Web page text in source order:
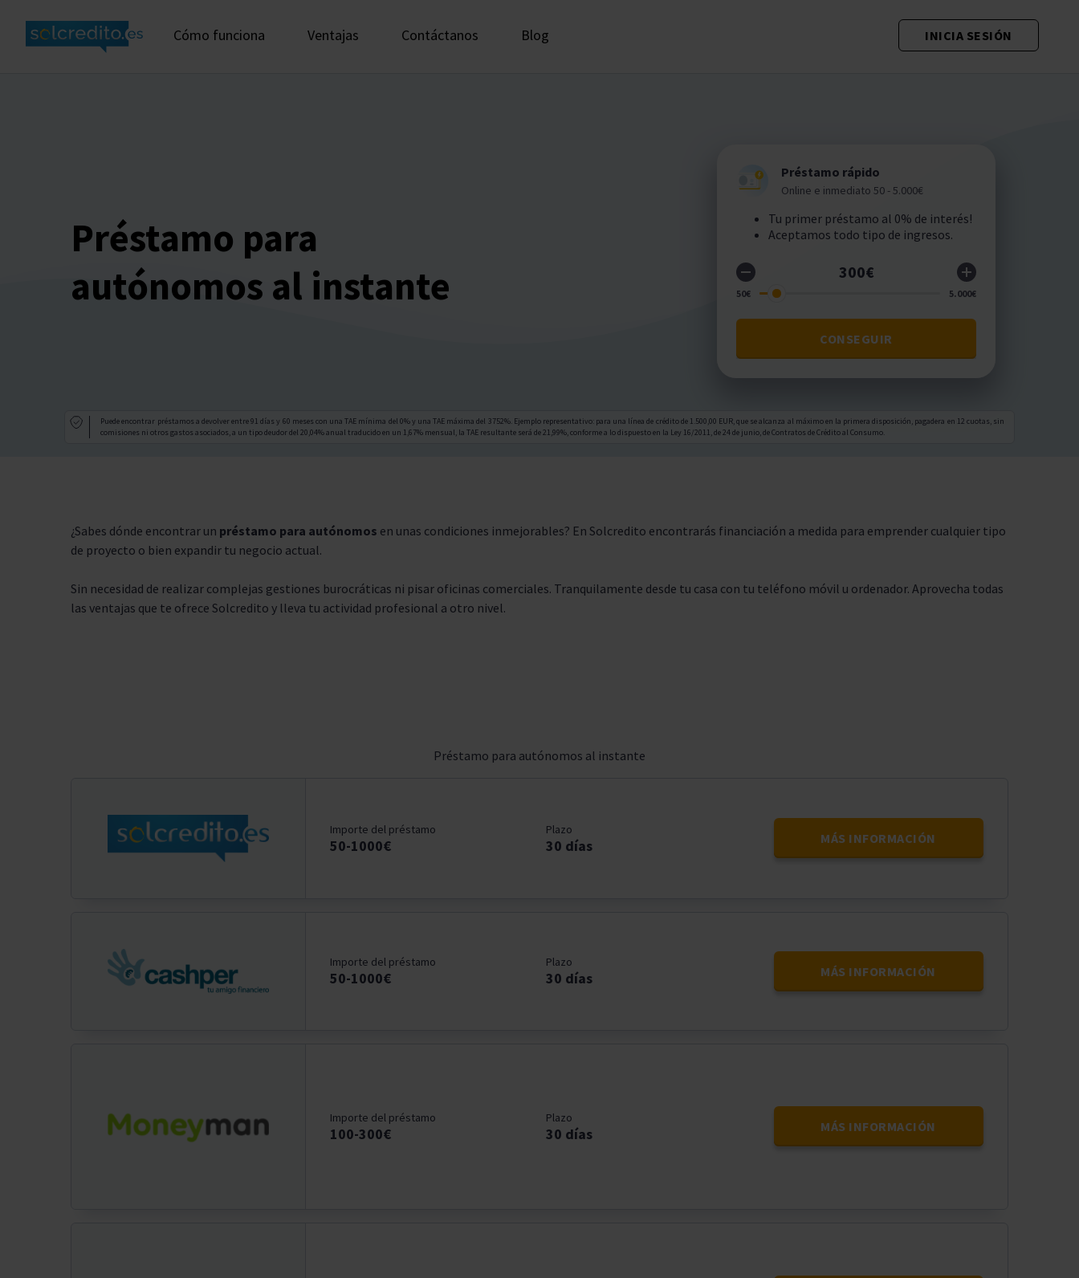
Cómo funciona Ventajas Contáctanos Blog INICIA SESIÓN
Préstamo para
autónomos al instante
Préstamo rápido
Online e inmediato 50 - 5.000€
Tu primer préstamo al 0% de interés!
Aceptamos todo tipo de ingresos.
CONSEGUIR
Puede encontrar préstamos a devolver entre 91 días y 60 meses con una TAE mínima del 0% y una TAE máxima del 3752%. Ejemplo representativo: para una línea de crédito de 1.500,00 EUR, que se alcanza al máximo en la primera disposición, pagadera en 12 cuotas, sin
comisiones ni otros gastos asociados, a un tipo deudor del 20,04% anual traducido en un 1,67% mensual, la TAE resultante será de 21,99%, conforme a lo dispuesto en la Ley 16/2011, de 24 de junio, de Contratos de Crédito al Consumo.
¿Sabes dónde encontrar un préstamo para autónomos en unas condiciones inmejorables? En Solcredito encontrarás financiación a medida para emprender cualquier tipo
de proyecto o bien expandir tu negocio actual.
Sin necesidad de realizar complejas gestiones burocráticas ni pisar oficinas comerciales. Tranquilamente desde tu casa con tu teléfono móvil u ordenador. Aprovecha todas
las ventajas que te ofrece Solcredito y lleva tu actividad profesional a otro nivel.
Préstamo para autónomos al instante
Importe del préstamo
50-1000€
Plazo
30 días MÁS INFORMACIÓN
Importe del préstamo
50-1000€
Plazo
30 días MÁS INFORMACIÓN
Importe del préstamo
100-300€
Plazo
30 días MÁS INFORMACIÓN